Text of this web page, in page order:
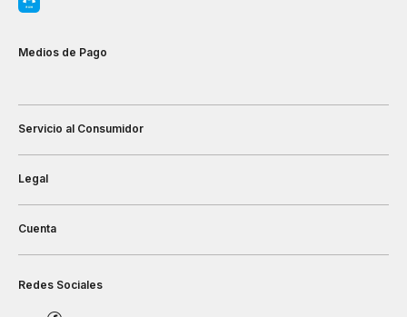
Medios de Pago
Servicio al Consumidor
Legal
Cuenta
Redes Sociales